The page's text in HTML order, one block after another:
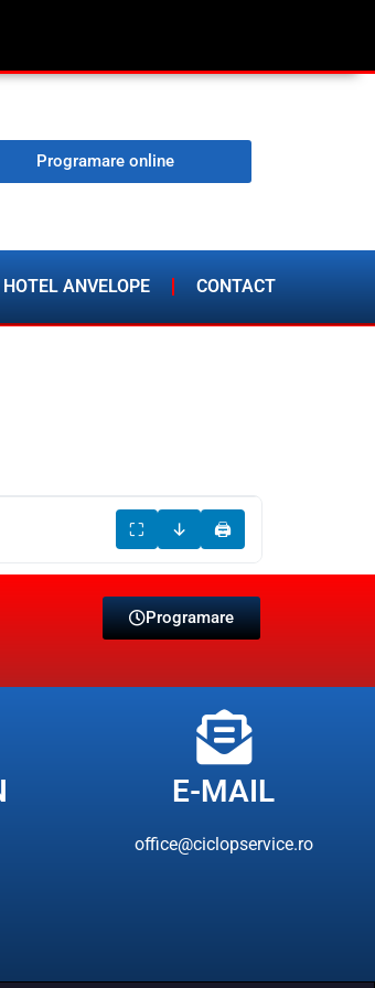
Programare online
HOTEL ANVELOPE CONTACT
⛶ ↓ 🖨
Programare
E-MAIL
office@ciclopservice.ro